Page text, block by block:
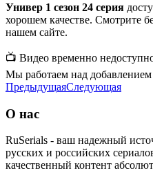
Универ 1 сезон 24 серия
хорошем качестве. Смотрите
нашем сайте.
📺 Видео временно
Мы работаем над добавлением
ПредыдущаяСледующая
О нас
RuSerials - ваш надежный
русских и российских
качественный контент